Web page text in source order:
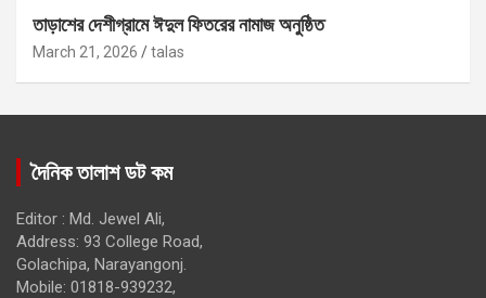
তাড়াশের দেশীগ্রামে ঈদুল ফিতরের নামাজ অনুষ্ঠিত
March 21, 2026 talas
দৈনিক তালাশ ডট কম
Editor : Md. Jewel Ali,
Address: 93 College Road,
Golachipa, Narayangonj.
Mobile: 01818-939232,